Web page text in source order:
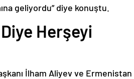
geliyordu” diye konuştu.
Herşeyi
İlham Aliyev ve Ermenistan